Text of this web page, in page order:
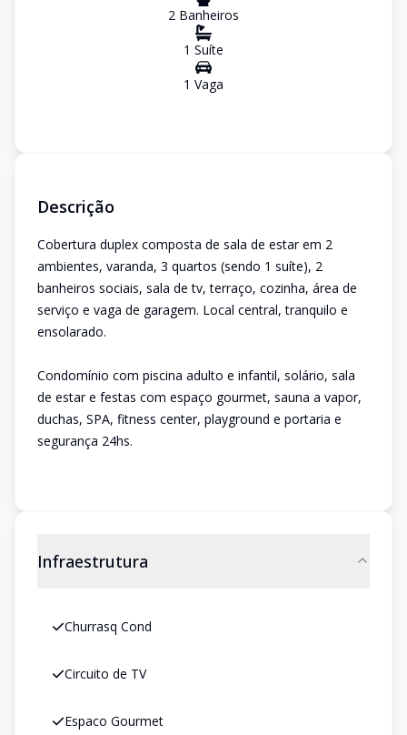
2 Banheiros
1 Suíte
1 Vaga
Descrição
Cobertura duplex composta de sala de estar em 2
ambientes, varanda, 3 quartos (sendo 1 suíte), 2
banheiros sociais, sala de tv, terraço, cozinha, área de
serviço e vaga de garagem. Local central, tranquilo e
ensolarado.
Condomínio com piscina adulto e infantil, solário, sala
de estar e festas com espaço gourmet, sauna a vapor,
duchas, SPA, fitness center, playground e portaria e
segurança 24hs.
Infraestrutura
Churrasq Cond
Circuito de TV
Espaco Gourmet